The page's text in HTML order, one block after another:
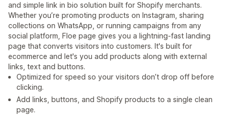
and simple link in bio solution built for Shopify merchants.
Whether you’re promoting products on Instagram, sharing
collections on WhatsApp, or running campaigns from any
social platform, Floe page gives you a lightning-fast landing
page that converts visitors into customers. It's built for
ecommerce and let's you add products along with external
links, text and buttons.
Optimized for speed so your visitors don’t drop off before
clicking.
Add links, buttons, and Shopify products to a single clean
page.